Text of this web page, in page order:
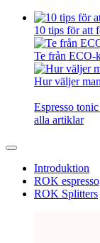
10 tips för att
Te från ECO-
Hur väljer
Espresso
alla artiklar
Introduktion
ROK espresso
ROK Splitters